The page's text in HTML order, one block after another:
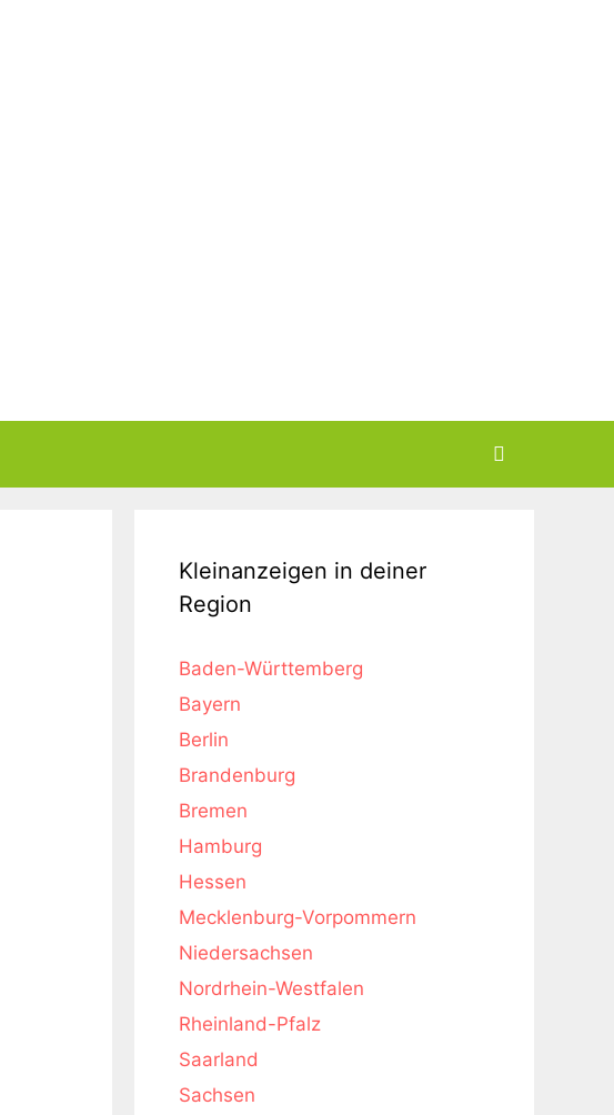
Kleinanzeigen in deiner
Region
Baden-Württemberg
Bayern
Berlin
Brandenburg
Bremen
Hamburg
Hessen
Mecklenburg-Vorpommern
Niedersachsen
Nordrhein-Westfalen
Rheinland-Pfalz
Saarland
Sachsen